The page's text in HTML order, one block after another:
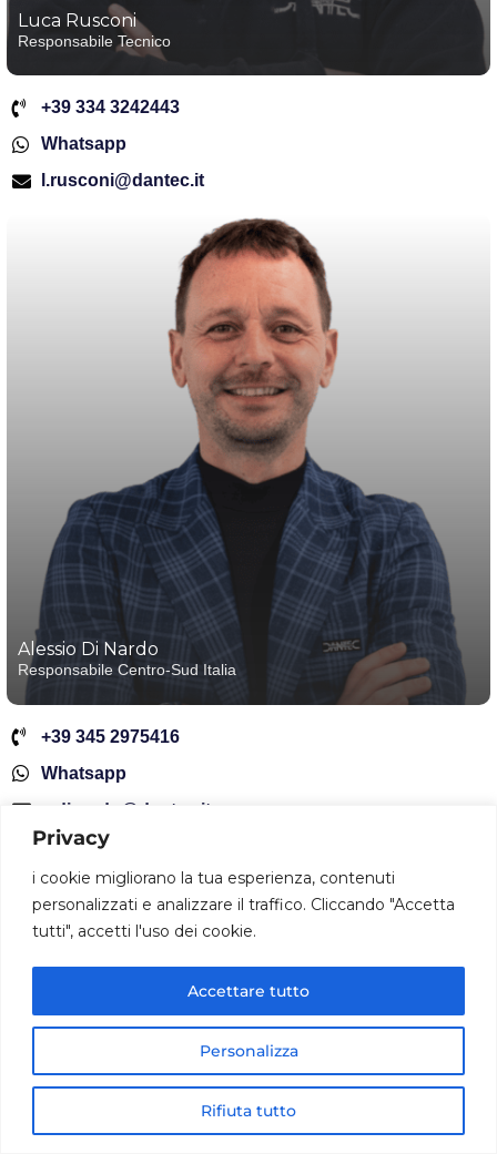
Privacy
i cookie migliorano la tua esperienza, contenuti
personalizzati e analizzare il traffico. Cliccando "Accetta
tutti", accetti l'uso dei cookie.
Personalizza
Rifiuta tutto
Accettare tutto
Luca Rusconi
Responsabile Tecnico
+39 334 3242443
Whatsapp
l.rusconi@dantec.it
Alessio Di Nardo
Responsabile Centro-Sud Italia
+39 345 2975416
Whatsapp
a.dinardo@dantec.it
Home Cerca Telefono Whatsapp Tutti Prodotti